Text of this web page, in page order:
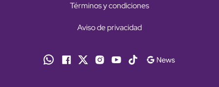
Términos y condiciones
Aviso de privacidad